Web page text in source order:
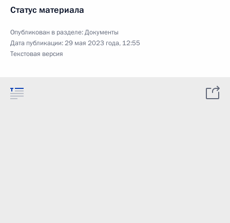
Статус материала
Опубликован в разделе:Документы
Дата публикации:29 мая 2023 года, 12:55
Текстовая версия